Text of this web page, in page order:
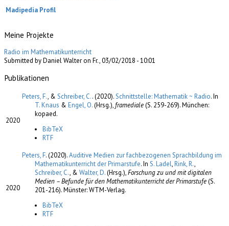
Madipedia Profil
Meine Projekte
Radio im Mathematikunterricht
Submitted by Daniel Walter on Fr., 03/02/2018 - 10:01
Publikationen
2020
Peters, F., & Schreiber, C.. (2020).Schnittstelle: Mathematik ~ Radio. In
T. Knaus & Engel, O.(Hrsg.), framediale(S. 259-269). München:
kopaed.
BibTeX
RTF
2020
Peters, F. (2020).Auditive Medien zur fachbezogenen Sprachbildung im
Mathematikunterricht der Primarstufe. In S. Ladel,Rink, R.,
Schreiber, C., & Walter, D.(Hrsg.),Forschung zu und mit digitalen
Medien – Befunde für den Mathematikunterricht der Primarstufe(S.
201-216). Münster: WTM-Verlag.
BibTeX
RTF